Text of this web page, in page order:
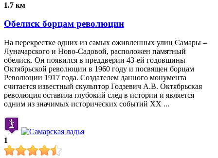
1.7 км
Обелиск борцам революции
На перекрестке одних из самых оживленных улиц Самары –
Луначарского и Ново-Садовой, расположен памятный
обелиск. Он появился в преддверии 43-ей годовщины
Октябрьской революции в 1960 году и посвящен борцам
Революции 1917 года. Создателем данного монумента
считается известный скульптор Годзевич А.В. Октябрьская
революция оставила глубокий след в истории и является
одним из значимых исторических событий XX ...
1